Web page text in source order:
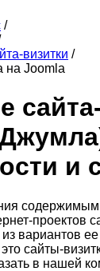
/
визитки /
на Joomla
и
содержимым
проектов
вариантов
сайты-
в нашей